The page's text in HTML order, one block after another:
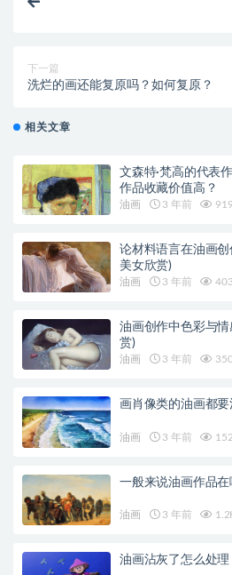
下一篇
洗烂的画还能复原吗？如何复原？
相关文章
文森特·梵高的代表
作品收藏价值高？
油画 3 年前 919
论材料语言在油画
美女欣赏)
油画 3 年前 403
油画创作中色彩与
赏)
油画 3 年前
画肖像类的油画都
油画 3 年前 152
一般来说油画作品在
油画 3 年前
油画沾灰了怎么处理